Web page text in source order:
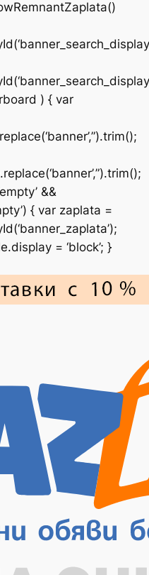
) { var
&&
{ var zaplata =
= ‘block’; }